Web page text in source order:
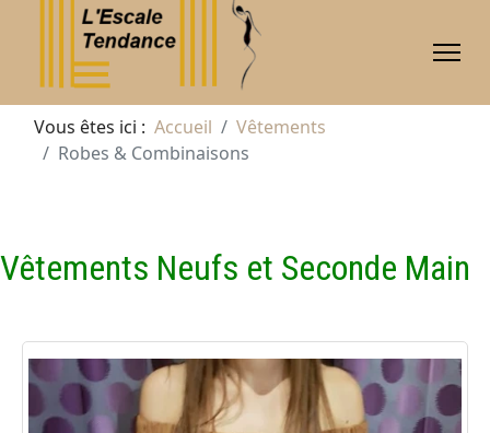
Vous êtes ici : Accueil
Vêtements
Robes & Combinaisons
Vêtements Neufs et Seconde Main